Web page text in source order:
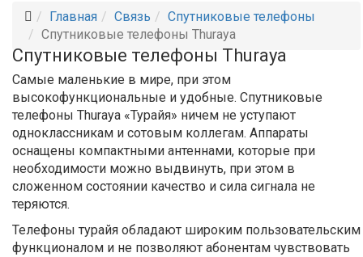
Главная Связь
Спутниковые телефоны
Спутниковые телефоны Thuraya
Спутниковые телефоны Thuraya
Самые маленькие в мире, при этом
высокофункциональные и удобные. Спутниковые
телефоны Thuraya «Турайя» ничем не уступают
одноклассникам и сотовым коллегам. Аппараты
оснащены компактными антеннами, которые при
необходимости можно выдвинуть, при этом в
сложенном состоянии качество и сила сигнала не
теряются.
Телефоны турайя обладают широким пользовательским
функционалом и не позволяют абонентам чувствовать